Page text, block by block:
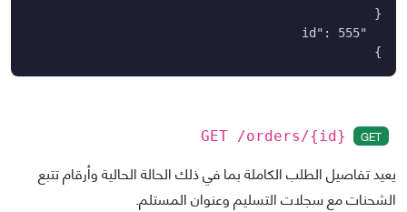
}
GET
GET /orders/{id}
يعيد تفاصيل الطلب الكاملة بما في ذلك الحالة الحالية وأرقام تتبع
الشحنات مع سجلات التسليم وعنوان المستلم.